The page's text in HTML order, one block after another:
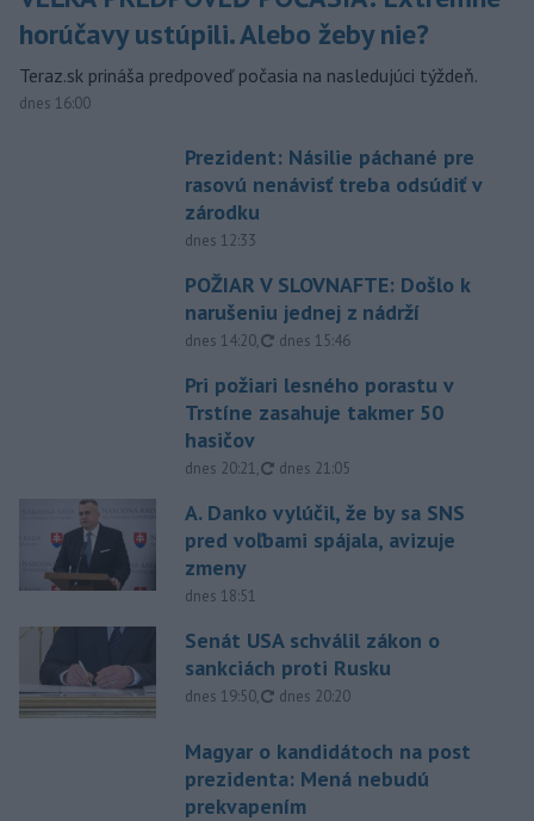
horúčavy ustúpili. Alebo žeby nie?
Teraz.sk prináša predpoveď počasia na nasledujúci týždeň.
dnes 16:00
Prezident: Násilie páchané pre
rasovú nenávisť treba odsúdiť v
zárodku
dnes 12:33
POŽIAR V SLOVNAFTE: Došlo k
narušeniu jednej z nádrží
dnes 14:20, aktualizované
dnes 15:46
Pri požiari lesného porastu v
Trstíne zasahuje takmer 50
hasičov
dnes 20:21, aktualizované
dnes 21:05
A. Danko vylúčil, že by sa SNS
pred voľbami spájala, avizuje
zmeny
dnes 18:51
Senát USA schválil zákon o
sankciách proti Rusku
dnes 19:50, aktualizované
dnes 20:20
Magyar o kandidátoch na post
prezidenta: Mená nebudú
prekvapením